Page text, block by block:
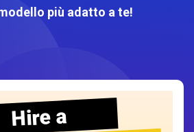
più adatto a te!
Hire a